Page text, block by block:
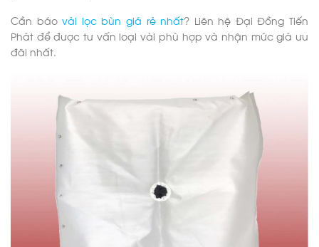
Cần báovải lọc bùn giá rẻ nhất? Liên hệ Đại Đồng Tiến
Phát để được tư vấn loại vải phù hợp và nhận mức giá ưu
đãi nhất.